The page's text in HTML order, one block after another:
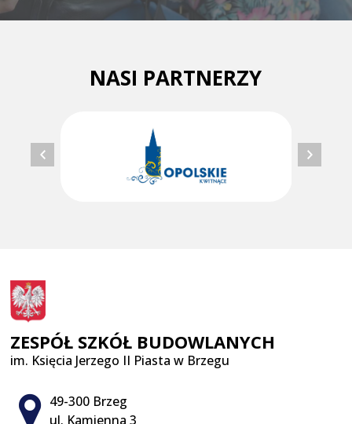
NASI PARTNERZY
ZESPÓŁ SZKÓŁ BUDOWLANYCH
im. Księcia Jerzego II Piasta w Brzegu
Adres pocztowy:
49-300 Brzeg
ul. Kamienna 3